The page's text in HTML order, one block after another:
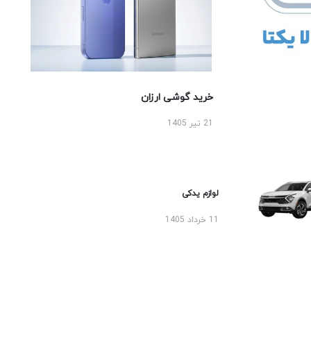
خرید گوشی ارزان
لوازم یدکی